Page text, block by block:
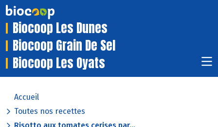
Biocoop Les Dunes
Biocoop Grain De Sel
Biocoop Les Oyats
Accueil
Toutes nos recettes